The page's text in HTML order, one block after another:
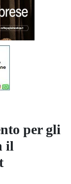
per gli
il